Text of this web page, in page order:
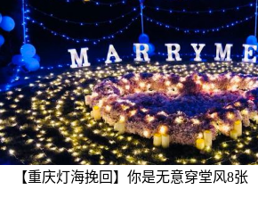
【重庆灯海挽回】你是无意穿堂风8张